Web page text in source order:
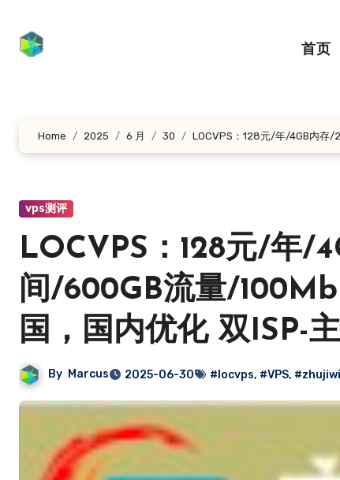
首页
Home 2025 6 月 30 LOCVPS：128元/年/4GB内存/
vps测评
LOCVPS：128元/年/
间/600GB流量/
国，国内优化 双ISP-
By Marcus 2025-06-30 #locvps, #VPS,